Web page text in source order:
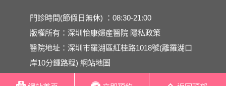
門診時間(節假日無休) ：08:30-21:00
版權所有：深圳怡康婦産醫院 隱私政策
醫院地址：深圳市羅湖區紅桂路1018號(離羅湖口
岸10分鍾路程)網站地圖